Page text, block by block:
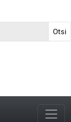
Otsi